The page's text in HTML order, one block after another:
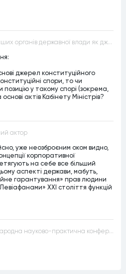
Акти Кабінету Міністрів та інших органів державної влади як джерела конституційного права
джерел конституційного
спори, то чи
у такому спорі (зокрема,
актів Кабінету Міністрів?
актор
уже неозброєним оком видно,
корпоративної
на себе все більший
аспекті держави, мабуть,
гарантування» прав людини
ХХІ століття функцій
22 червня відбудеться Міжнародна науково-практична конференція “Конституційна демократія в умовах загроз територіальній цілісності та національній безпеці”